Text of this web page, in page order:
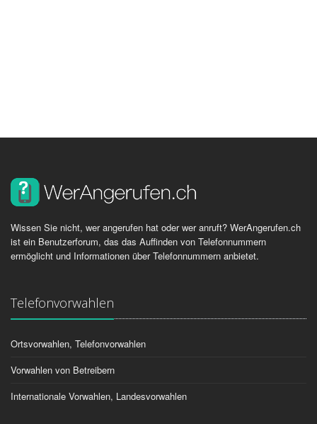
Wissen Sie nicht, wer angerufen hat oder wer anruft? WerAngerufen.ch
ist ein Benutzerforum, das das Auffinden von Telefonnummern
ermöglicht und Informationen über Telefonnummern anbietet.
Telefonvorwahlen
Ortsvorwahlen, Telefonvorwahlen
Vorwahlen von Betreibern
Internationale Vorwahlen, Landesvorwahlen